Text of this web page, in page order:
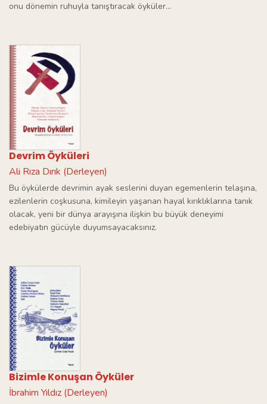
onu dönemin ruhuyla tanıştıracak öyküler...
Devrim Öyküleri
Ali Rıza Dırık (Derleyen)
Bu öykülerde devrimin ayak seslerini duyan egemenlerin telaşına,
ezilenlerin coşkusuna, kimileyin yaşanan hayal kırıklıklarına tanık
olacak, yeni bir dünya arayışına ilişkin bu büyük deneyimi
edebiyatın gücüyle duyumsayacaksınız.
Bizimle Konuşan Öyküler
İbrahim Yıldız (Derleyen)